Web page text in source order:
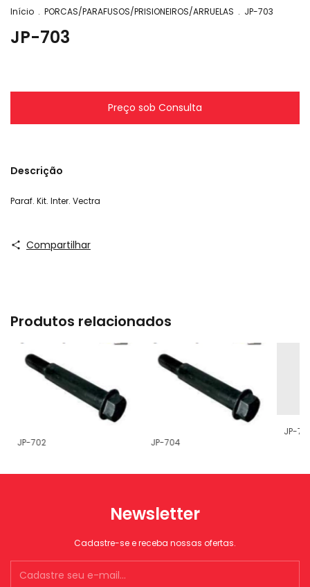
Início . PORCAS/PARAFUSOS/PRISIONEIROS/ARRUELAS . JP-703
JP-703
Descrição
Paraf. Kit. Inter. Vectra
Compartilhar
Produtos relacionados
JP-702 JP-704
JP-701
Newsletter
Cadastre-se e receba nossas ofertas.